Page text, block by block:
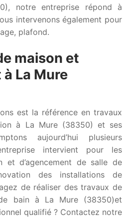
notre entreprise répond à
intervenons également pour
plafond.
maison et
La Mure
est la référence en travaux
à La Mure (38350) et ses
aujourd’hui plusieurs
intervient pour les
et d’agencement de salle de
des installations de
de réaliser des travaux de
bain à La Mure (38350)et
qualifié ? Contactez notre